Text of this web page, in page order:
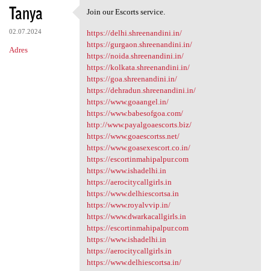
Tanya
02.07.2024
Adres
Join our Escorts service.
Join our Escorts service.
https://delhi.shreenandini.in/
https://gurgaon.shreenandini.in/
https://noida.shreenandini.in/
https://kolkata.shreenandini.in/
https://goa.shreenandini.in/
https://dehradun.shreenandini.in/
https://www.goaangel.in/
https://www.babesofgoa.com/
http://www.payalgoaescorts.biz/
https://www.goaescortss.net/
https://www.goasexescort.co.in/
https://escortinmahipalpur.com
https://www.ishadelhi.in
https://aerocitycallgirls.in
https://www.delhiescortsa.in
https://www.royalvvip.in/
https://www.dwarkacallgirls.in
https://escortinmahipalpur.com
https://www.ishadelhi.in
https://aerocitycallgirls.in
https://www.delhiescortsa.in/